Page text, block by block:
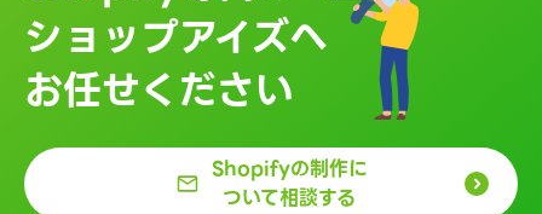
ショップアイズへ
お任せください
Shopifyの制作に
ついて相談する